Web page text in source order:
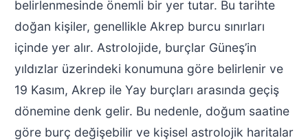
belirlenmesinde önemli bir yer tutar. Bu tarihte
doğan kişiler, genellikle Akrep burcu sınırları
içinde yer alır. Astrolojide, burçlar Güneş’in
yıldızlar üzerindeki konumuna göre belirlenir ve
19 Kasım, Akrep ile Yay burçları arasında geçiş
dönemine denk gelir. Bu nedenle, doğum saatine
göre burç değişebilir ve kişisel astrolojik haritalar